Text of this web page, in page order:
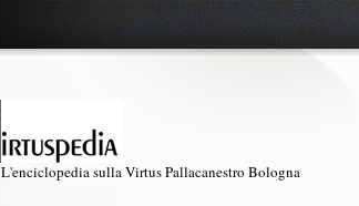
L'enciclopedia sulla Virtus Pallacanestro Bologna